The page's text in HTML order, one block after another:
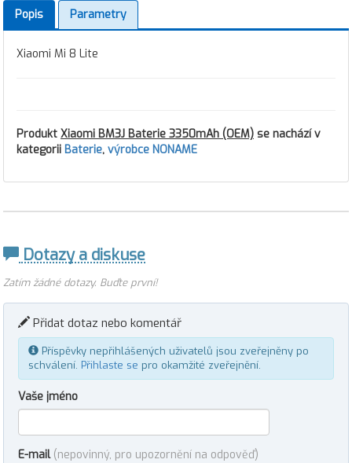
Popis Parametry
Xiaomi Mi 8 Lite
Produkt Xiaomi BM3J Baterie 3350mAh (OEM) se nachází v
kategorii Baterie, výrobce NONAME
Dotazy a diskuse
Zatím žádné dotazy. Buďte první!
Přidat dotaz nebo komentář
Příspěvky nepřihlášených uživatelů jsou zveřejněny po
schválení. Přihlaste se pro okamžité zveřejnění.
Vaše jméno
E-mail (nepovinný, pro upozornění na odpověď)